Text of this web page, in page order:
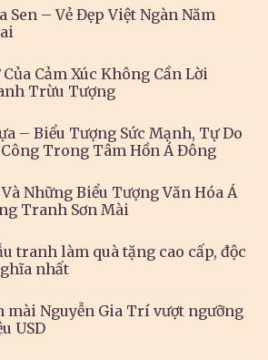
Sen – Vẻ Đẹp Việt Ngàn Năm
Cảm Xúc Không Cần Lời
Trừu Tượng
– Biểu Tượng Sức Mạnh, Tự Do
Trong Tâm Hồn Á Đông
Và Những Biểu Tượng Văn Hóa Á
Tranh Sơn Mài
tranh làm quà tặng cao cấp, độc
nhất
mài Nguyễn Gia Trí vượt ngưỡng
USD